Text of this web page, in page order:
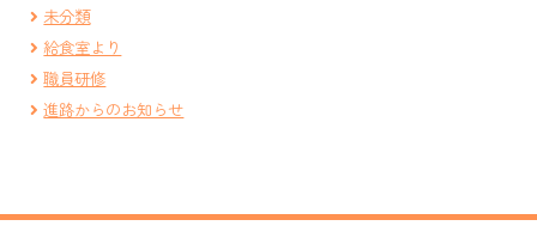
未分類
給食室より
職員研修
進路からのお知らせ